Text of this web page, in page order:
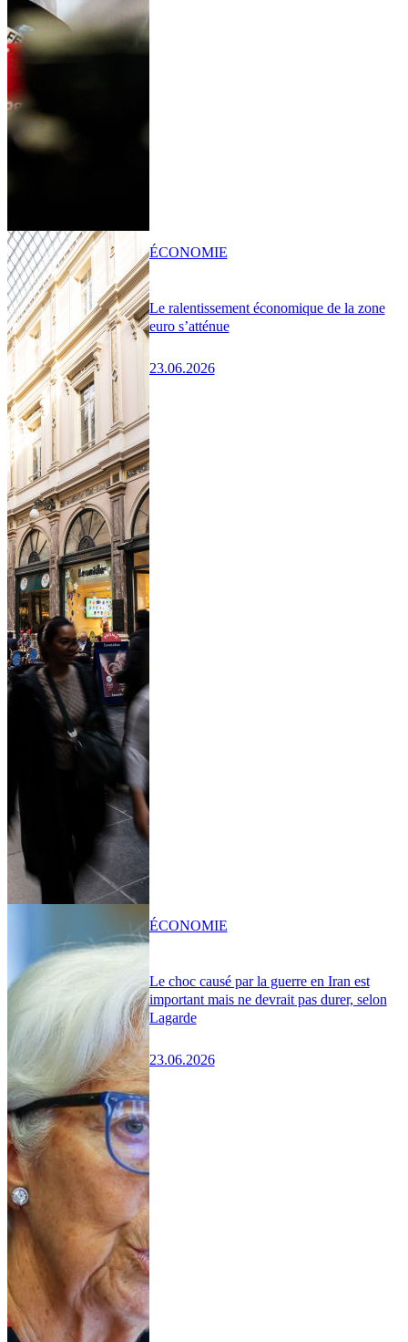
Le ralentissement économique de la zone
euro s’atténue
23.06.2026
ÉCONOMIE
Le choc causé par la guerre en Iran est
important mais ne devrait pas durer, selon
Lagarde
23.06.2026
ÉCONOMIE